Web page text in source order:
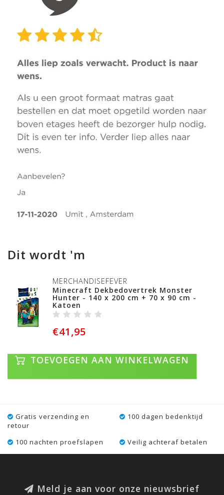
Dit wordt 'm
MERCHANDISEFEVER
Minecraft Dekbedovertrek Monster
Hunter - 140 x 200 cm + 70 x 90 cm -
Katoen
€41,95
TOEVOEGEN AAN WINKELWAGEN
Gratis verzending en
retour
100 dagen bedenktijd
100 nachten proefslapen Veilig achteraf betalen
Meld je aan voor onze nieuwsbrief